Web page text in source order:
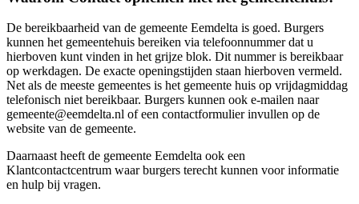
De bereikbaarheid van de gemeente Eemdelta is goed. Burgers
kunnen het gemeentehuis bereiken via telefoonnummer dat u
hierboven kunt vinden in het grijze blok. Dit nummer is bereikbaar
op werkdagen. De exacte openingstijden staan hierboven vermeld.
Net als de meeste gemeentes is het gemeente huis op vrijdagmiddag
telefonisch niet bereikbaar. Burgers kunnen ook e-mailen naar
gemeente@eemdelta.nl of een contactformulier invullen op de
website van de gemeente.
Daarnaast heeft de gemeente Eemdelta ook een
Klantcontactcentrum waar burgers terecht kunnen voor informatie
en hulp bij vragen.